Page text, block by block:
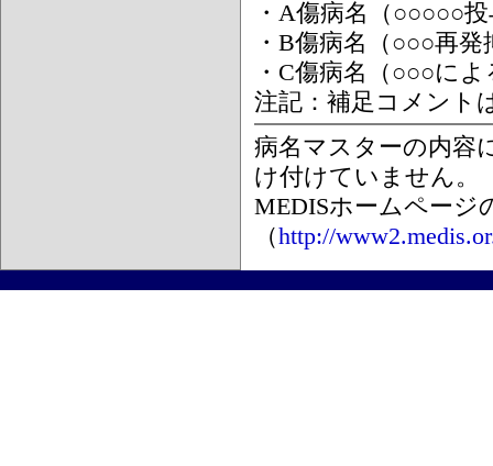
・A傷病名（○○○○○
・B傷病名（○○○再
・C傷病名（○○○に
注記：補足コメント
病名マスターの内容
け付けていません。
MEDISホームページ
（http://